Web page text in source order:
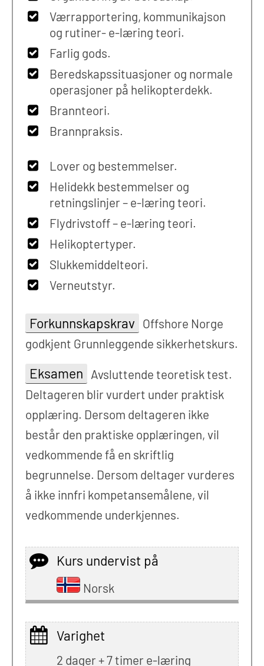
Værrapportering, kommunikajson
og rutiner- e-læring teori.
Farlig gods.
Beredskapssituasjoner og normale
operasjoner på helikopterdekk.
Brannteori.
Brannpraksis.
Lover og bestemmelser.
Helidekk bestemmelser og
retningslinjer – e-læring teori.
Flydrivstoff – e-læring teori.
Helikoptertyper.
Slukkemiddelteori.
Verneutstyr.
Forkunnskapskrav Offshore Norge
godkjent Grunnleggende sikkerhetskurs.
Eksamen Avsluttende teoretisk test.
Deltageren blir vurdert under praktisk
opplæring. Dersom deltageren ikke
består den praktiske opplæringen, vil
vedkommende få en skriftlig
begrunnelse. Dersom deltager vurderes
å ikke innfri kompetansemålene, vil
vedkommende underkjennes.
Kurs undervist på
Norsk
Varighet
2 dager + 7 timer e-læring